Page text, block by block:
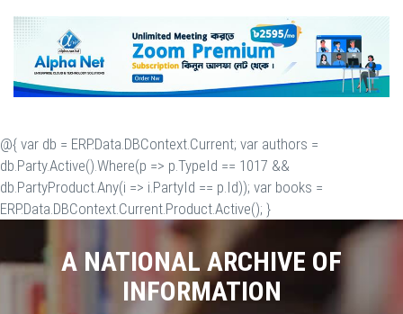
@{ var db = ERP.Data.DBContext.Current; var authors =
db.Party.Active().Where(p => p.TypeId == 1017 &&
db.PartyProduct.Any(i => i.PartyId == p.Id)); var books =
ERP.Data.DBContext.Current.Product.Active(); }
A NATIONAL ARCHIVE OF
INFORMATION